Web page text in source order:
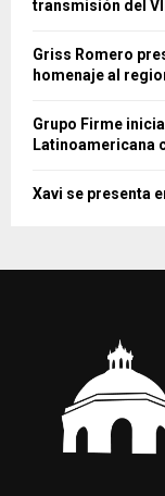
transmisión del
Griss Romero
homenaje al
Grupo Firme
Latinoamericana
Xavi se presenta